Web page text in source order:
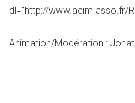
dl=”http://www.acim.asso.fr/
Animation/Modération :